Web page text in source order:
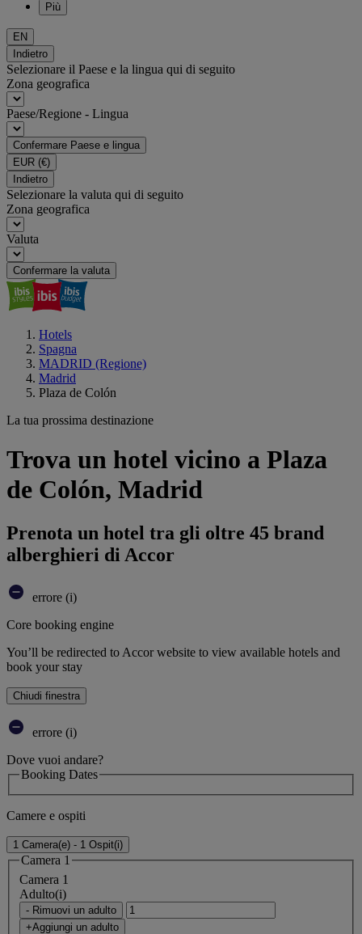
Più
EN
Indietro
Selezionare il Paese e la lingua qui di seguito
Zona geografica
Paese/Regione - Lingua
Confermare Paese e lingua
EUR (€)
Indietro
Selezionare la valuta qui di seguito
Zona geografica
Valuta
Confermare la valuta
Hotels
Spagna
MADRID (Regione)
Madrid
Plaza de Colón
La tua prossima destinazione
Trova un hotel vicino a Plaza
de Colón, Madrid
Prenota un hotel tra gli oltre 45 brand
alberghieri di Accor
errore (i)
Core booking engine
You’ll be redirected to Accor website to view available hotels and
book your stay
Chiudi finestra
errore (i)
Dove vuoi andare?
Booking Dates
Camere e ospiti
1 Camera(e) - 1 Ospit(i)
Camera 1
Camera 1
Adulto(i)
- Rimuovi un adulto
+Aggiungi un adulto